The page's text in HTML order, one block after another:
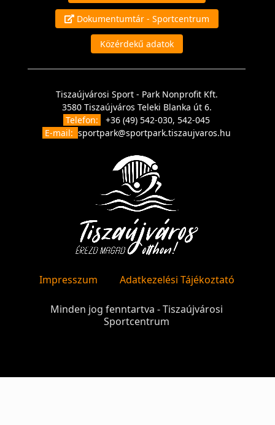
Dokumentumtár - Sportcentrum
Közérdekű adatok
Tiszaújvárosi Sport - Park Nonprofit Kft.
3580 Tiszaújváros Teleki Blanka út 6.
Telefon:
+36 (49) 542-030, 542-045
E-mail: sportpark@sportpark.tiszaujvaros.hu
Impresszum Adatkezelési Tájékoztató
Minden jog fenntartva - Tiszaújvárosi
Sportcentrum